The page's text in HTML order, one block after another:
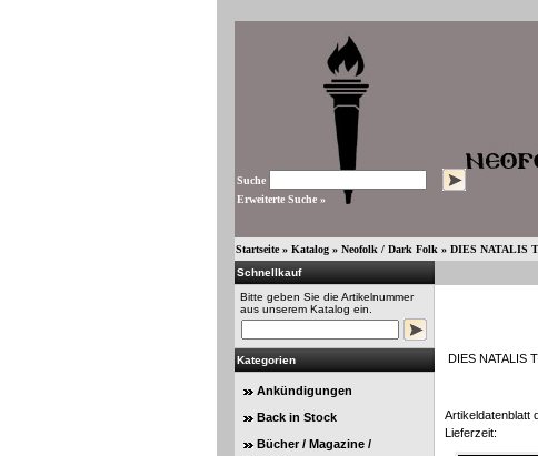
Suche
Erweiterte Suche »
Startseite» Katalog» Neofolk / Dark Folk » DIES NATALIS
Schnellkauf
Bitte geben Sie die Artikelnummer
aus unserem Katalog ein.
Kategorien
Ankündigungen
Back in Stock
Bücher / Magazine /
DIES NATALIS
Artikeldatenblatt
Lieferzeit: